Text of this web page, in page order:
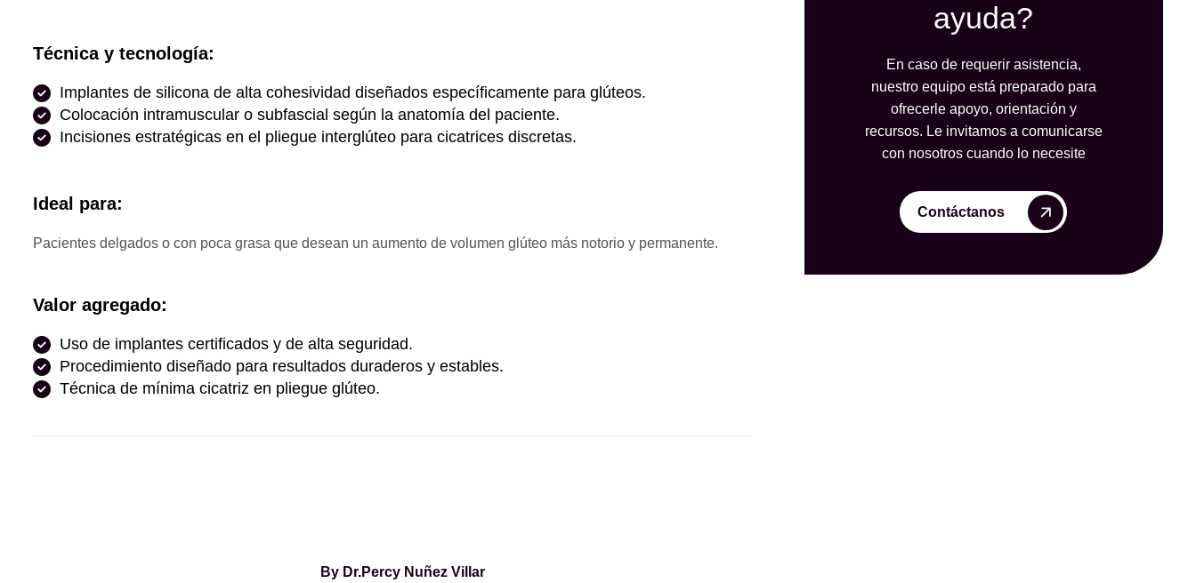
Técnica y tecnología:
Implantes de silicona de alta cohesividad diseñados específicamente para glúteos.
Colocación intramuscular o subfascial según la anatomía del paciente.
Incisiones estratégicas en el pliegue interglúteo para cicatrices discretas.
Ideal para:
Pacientes delgados o con poca grasa que desean un aumento de volumen glúteo más notorio y permanente.
Valor agregado:
Uso de implantes certificados y de alta seguridad.
Procedimiento diseñado para resultados duraderos y estables.
Técnica de mínima cicatriz en pliegue glúteo.
By Dr.Percy Nuñez Villar
ayuda?
En caso de requerir asistencia,
nuestro equipo está preparado para
ofrecerle apoyo, orientación y
recursos. Le invitamos a comunicarse
con nosotros cuando lo necesite
Contáctanos